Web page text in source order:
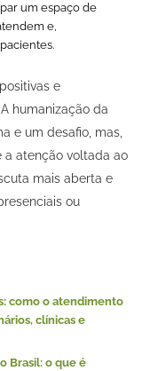
um espaço de
e,
e
humanização da
e um desafio, mas,
a atenção voltada ao
mais aberta e
ou
como o atendimento
clínicas e
Brasil: o que é